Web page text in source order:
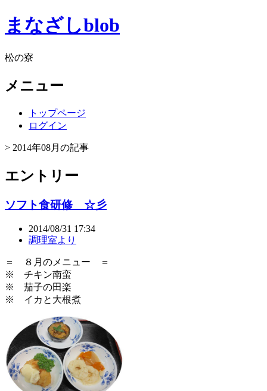
まなざしblob
松の寮
メニュー
トップページ
ログイン
> 2014年08月の記事
エントリー
ソフト食研修 ☆彡
2014/08/31 17:34
調理室より
＝ ８月のメニュー ＝
※ チキン南蛮
※ 茄子の田楽
※ イカと大根煮